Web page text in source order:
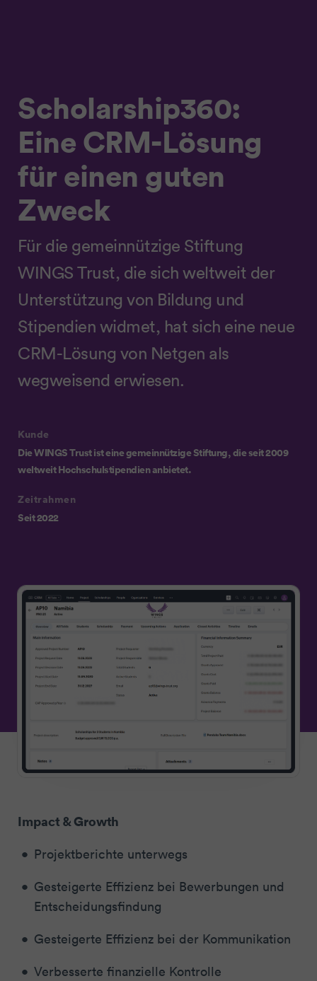
Scholarship360:
Eine CRM-Lösung
für einen guten
Zweck
Für die gemeinnützige Stiftung
WINGS Trust, die sich weltweit der
Unterstützung von Bildung und
Stipendien widmet, hat sich eine neue
CRM-Lösung von Netgen als
wegweisend erwiesen.
Kunde
Die WINGS Trust ist eine gemeinnützige Stiftung, die seit 2009
weltweit Hochschulstipendien anbietet.
Zeitrahmen
Seit 2022
Impact & Growth
Projektberichte unterwegs
Gesteigerte Effizienz bei Bewerbungen und
Entscheidungsfindung
Gesteigerte Effizienz bei der Kommunikation
Verbesserte finanzielle Kontrolle